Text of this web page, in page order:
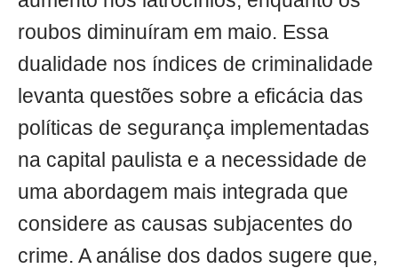
roubos diminuíram em maio. Essa
dualidade nos índices de criminalidade
levanta questões sobre a eficácia das
políticas de segurança implementadas
na capital paulista e a necessidade de
uma abordagem mais integrada que
considere as causas subjacentes do
crime. A análise dos dados sugere que,